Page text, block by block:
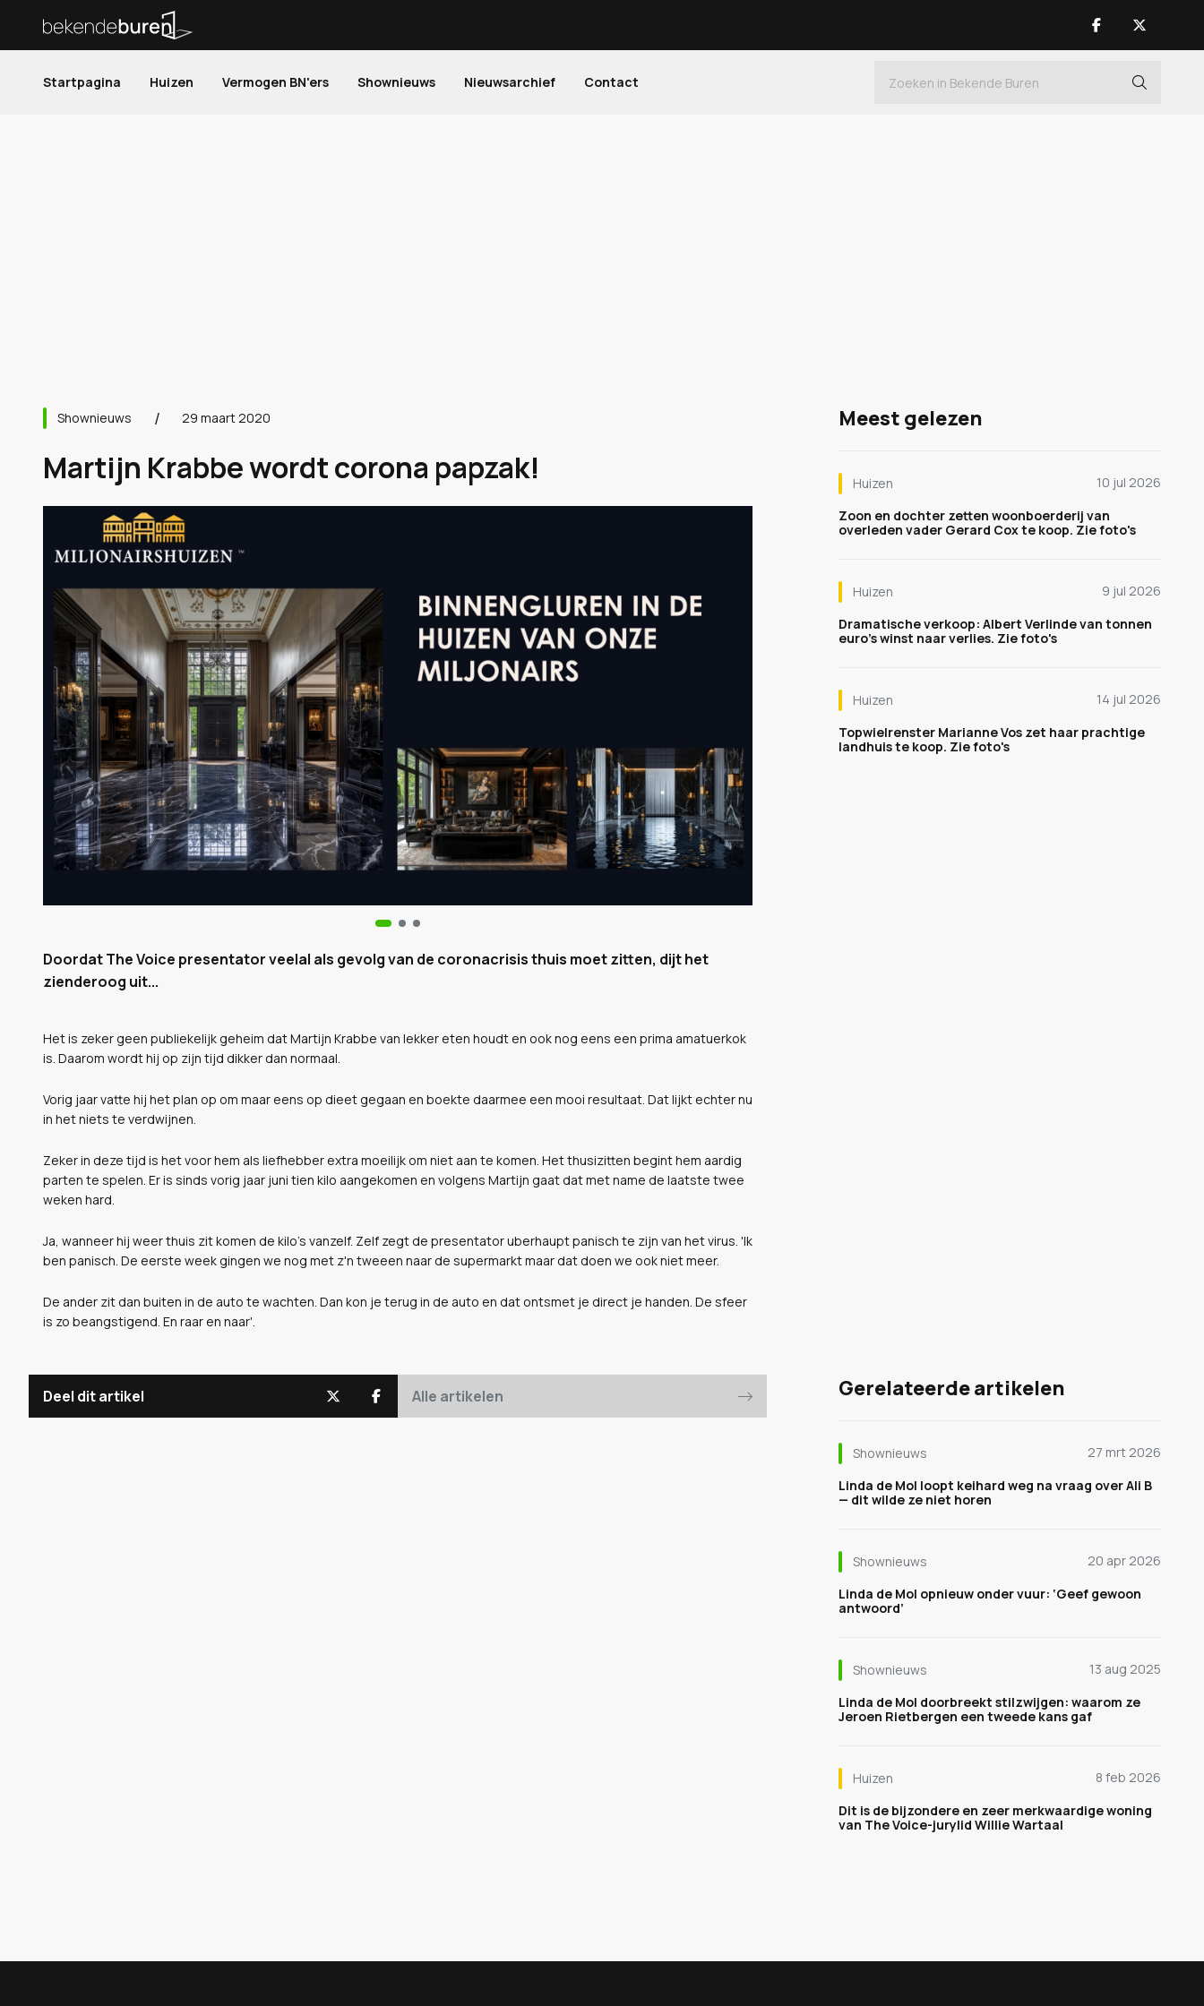
Startpagina Huizen Vermogen BN'ers Shownieuws Nieuwsarchief Contact
Shownieuws 29 maart 2020
Martijn Krabbe wordt corona papzak!
Doordat The Voice presentator veelal als gevolg van de coronacrisis thuis moet zitten, dijt het
zienderoog uit...
Het is zeker geen publiekelijk geheim dat Martijn Krabbe van lekker eten houdt en ook nog eens een prima amatuerkok
is. Daarom wordt hij op zijn tijd dikker dan normaal.
Vorig jaar vatte hij het plan op om maar eens op dieet gegaan en boekte daarmee een mooi resultaat. Dat lijkt echter nu
in het niets te verdwijnen.
Zeker in deze tijd is het voor hem als liefhebber extra moeilijk om niet aan te komen. Het thusizitten begint hem aardig
parten te spelen. Er is sinds vorig jaar juni tien kilo aangekomen en volgens Martijn gaat dat met name de laatste twee
weken hard.
Ja, wanneer hij weer thuis zit komen de kilo's vanzelf. Zelf zegt de presentator uberhaupt panisch te zijn van het virus. 'Ik
ben panisch. De eerste week gingen we nog met z'n tweeen naar de supermarkt maar dat doen we ook niet meer.
De ander zit dan buiten in de auto te wachten. Dan kon je terug in de auto en dat ontsmet je direct je handen. De sfeer
is zo beangstigend. En raar en naar'.
Deel dit artikel Alle artikelen
Meest gelezen
Huizen
10 jul 2026
Zoon en dochter zetten woonboerderij van
overleden vader Gerard Cox te koop. Zie foto's
Huizen
9 jul 2026
Dramatische verkoop: Albert Verlinde van tonnen
euro's winst naar verlies. Zie foto's
Huizen
14 jul 2026
Topwielrenster Marianne Vos zet haar prachtige
landhuis te koop. Zie foto's
Gerelateerde artikelen
Shownieuws
27 mrt 2026
Linda de Mol loopt keihard weg na vraag over Ali B
— dit wilde ze niet horen
Shownieuws
20 apr 2026
Linda de Mol opnieuw onder vuur: ‘Geef gewoon
antwoord’
Shownieuws
13 aug 2025
Linda de Mol doorbreekt stilzwijgen: waarom ze
Jeroen Rietbergen een tweede kans gaf
Huizen
8 feb 2026
Dit is de bijzondere en zeer merkwaardige woning
van The Voice-jurylid Willie Wartaal